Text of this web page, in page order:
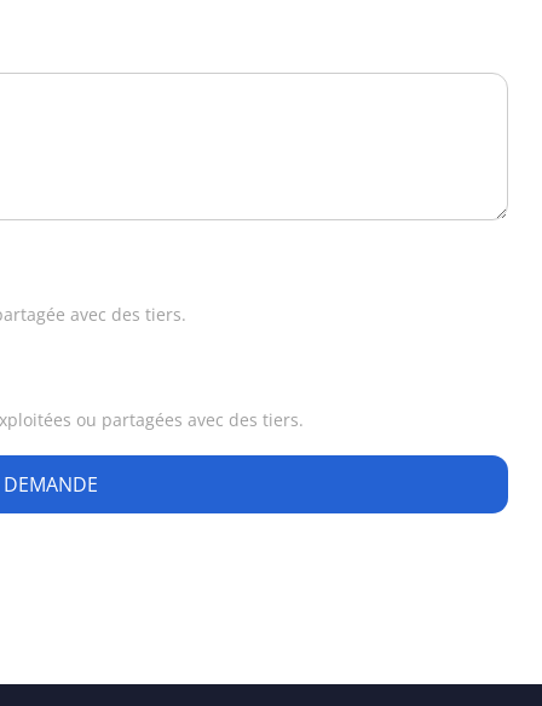
avec des tiers.
ou partagées avec des tiers.